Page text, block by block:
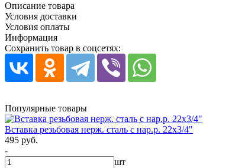
Описание товара
Условия доставки
Условия оплаты
Информация
Сохранить товар в соцсетях:
Популярные товары
Вставка резьбовая нерж. сталь с нар.р. 22х3/4"
495 руб.
-
шт